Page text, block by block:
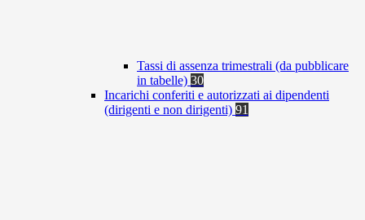
Tassi di assenza trimestrali (da pubblicare
in tabelle) 30
Incarichi conferiti e autorizzati ai dipendenti
(dirigenti e non dirigenti) 91